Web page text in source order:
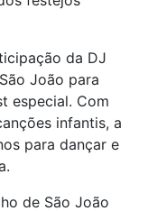
da DJ
João para
especial. Com
infantis, a
para dançar e
de São João